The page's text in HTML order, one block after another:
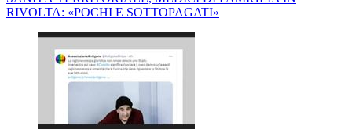
RIVOLTA: «POCHI E SOTTOPAGATI»